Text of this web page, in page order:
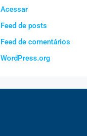
Acessar
Feed de posts
Feed de comentários
WordPress.org